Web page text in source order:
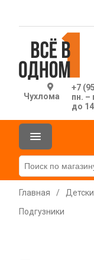
Чухлома
+7
пн. –
до
Главная /
Подгузники